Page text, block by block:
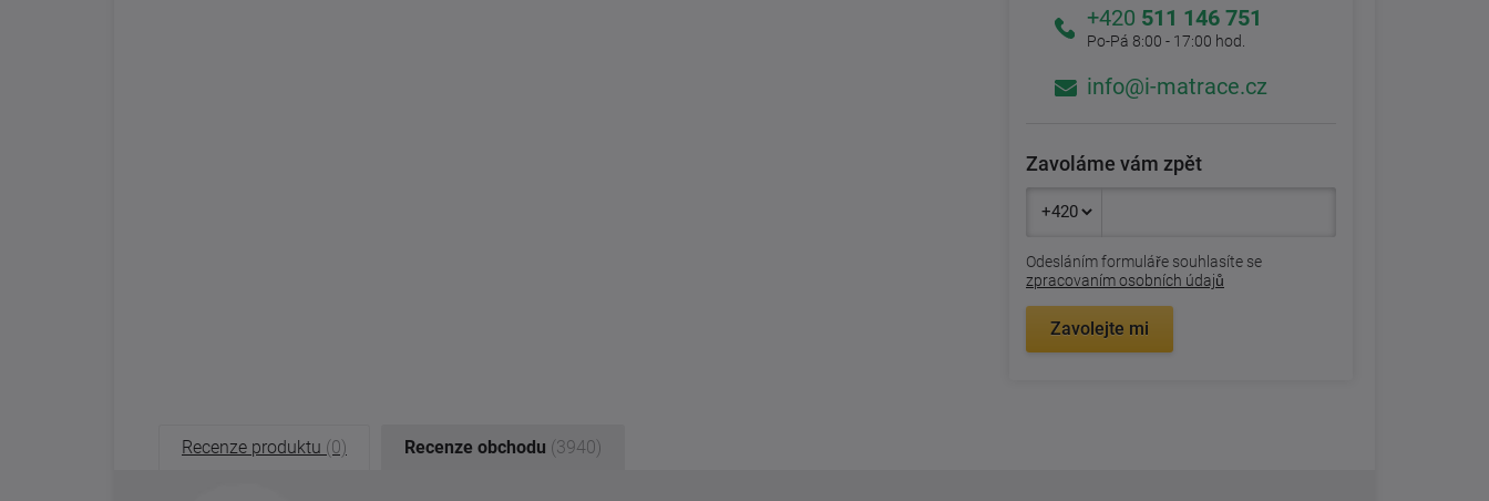
+420 511 146 751
Po-Pá 8:00 - 17:00 hod.
info@i-matrace.cz
Zavoláme vám zpět
Odesláním formuláře souhlasíte se
zpracovaním osobních údajů
Zavolejte mi
Recenze produktu (0) Recenze obchodu (3940)